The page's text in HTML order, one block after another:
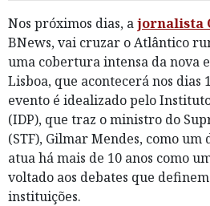
Nos próximos dias, ajornalista
BNews, vai cruzar o Atlântico
uma cobertura intensa da nova
Lisboa, que acontecerá nos dias
evento é idealizado pelo
(IDP), que traz o ministro do
(STF), Gilmar Mendes, como um
atua há mais de 10 anos como
voltado aos debates que
instituições.